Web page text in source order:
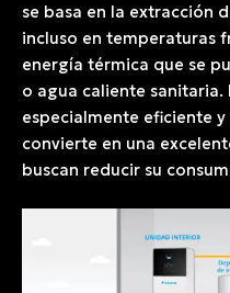
se basa en la extracción
incluso en temperaturas
energía térmica que se
o agua caliente sanitaria.
especialmente eficiente
convierte en una
buscan reducir su